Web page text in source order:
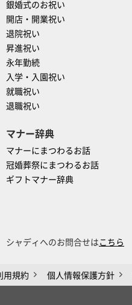
銀婚式のお祝い
開店・開業祝い
退院祝い
昇進祝い
永年勤続
入学・入園祝い
就職祝い
退職祝い
マナー辞典
マナーにまつわるお話
冠婚葬祭にまつわるお話
ギフトマナー辞典
シャディへのお問合せは こちら
用規約 個人情報保護方針